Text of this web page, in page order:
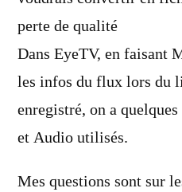
perte de qualité
Dans EyeTV, en faisant
les infos du flux lors du
enregistré, on a
et Audio utilisés.
Mes questions sont sur